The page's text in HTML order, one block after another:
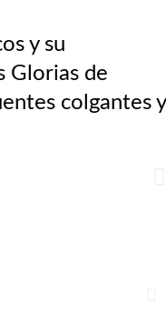
y su
Glorias de
colgantes y